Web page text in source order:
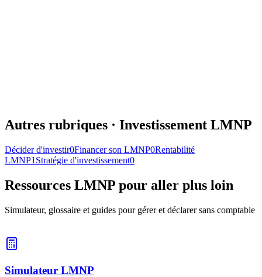
Autres rubriques · Investissement LMNP
Décider d'investir0Financer son LMNP0Rentabilité
LMNP1 Stratégie d'investissement0
Ressources LMNP pour aller plus loin
Simulateur, glossaire et guides pour gérer et déclarer sans comptable
Simulateur LMNP